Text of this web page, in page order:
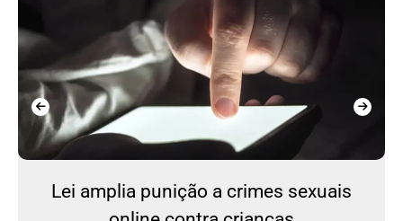
Lei amplia punição a crimes sexuais